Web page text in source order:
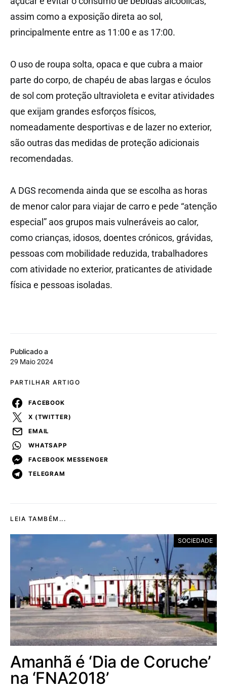
Publicado a
29 Maio 2024
PARTILHAR ARTIGO
FACEBOOK
X (TWITTER)
EMAIL
WHATSAPP
FACEBOOK MESSENGER
TELEGRAM
assim como a exposição direta ao sol,
principalmente entre as 11:00 e as 17:00.
O uso de roupa solta, opaca e que cubra a maior
parte do corpo, de chapéu de abas largas e óculos
de sol com proteção ultravioleta e evitar atividades
que exijam grandes esforços físicos,
nomeadamente desportivas e de lazer no exterior,
são outras das medidas de proteção adicionais
recomendadas.
A DGS recomenda ainda que se escolha as horas
de menor calor para viajar de carro e pede “atenção
especial” aos grupos mais vulneráveis ao calor,
como crianças, idosos, doentes crónicos, grávidas,
pessoas com mobilidade reduzida, trabalhadores
com atividade no exterior, praticantes de atividade
física e pessoas isoladas.
LEIA TAMBÉM...
SOCIEDADE
Amanhã é ‘Dia de Coruche’
na ‘FNA2018’